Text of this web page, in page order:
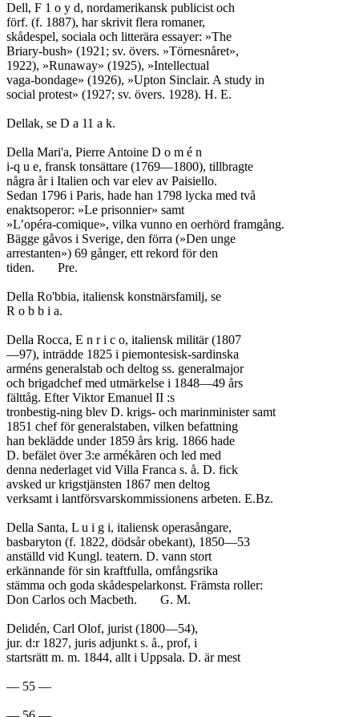
Dell, F 1 o y d, nordamerikansk publicist och
förf. (f. 1887), har skrivit flera romaner,
skådespel, sociala och litterära essayer: »The
Briary-bush» (1921; sv. övers. »Törnesnåret»,
1922), »Runaway» (1925), »Intellectual
vaga-bondage» (1926), »Upton Sinclair. A study in
social protest» (1927; sv. övers. 1928). H. E.
Dellak, se D a 11 a k.
Della Mari'a, Pierre Antoine D o m é n
i-q u e, fransk tonsättare (1769—1800), tillbragte
några år i Italien och var elev av Paisiello.
Sedan 1796 i Paris, hade han 1798 lycka med två
enaktsoperor: »Le prisonnier» samt
»L’opéra-comique», vilka vunno en oerhörd framgång.
Bägge gåvos i Sverige, den förra (»Den unge
arrestanten») 69 gånger, ett rekord för den
tiden.	Pre.
Della Ro'bbia, italiensk konstnärsfamilj, se
R o b b i a.
Della Rocca, E n r i c o, italiensk militär (1807
—97), inträdde 1825 i piemontesisk-sardinska
arméns generalstab och deltog ss. generalmajor
och brigadchef med utmärkelse i 1848—49 års
fälttåg. Efter Viktor Emanuel II :s
tronbestig-ning blev D. krigs- och marinminister samt
1851 chef för generalstaben, vilken befattning
han beklädde under 1859 års krig. 1866 hade
D. befälet över 3:e armékåren och led med
denna nederlaget vid Villa Franca s. å. D. fick
avsked ur krigstjänsten 1867 men deltog
verksamt i lantförsvarskommissionens arbeten. E.Bz.
Della Santa, L u i g i, italiensk operasångare,
basbaryton (f. 1822, dödsår obekant), 1850—53
anställd vid Kungl. teatern. D. vann stort
erkännande för sin kraftfulla, omfångsrika
stämma och goda skådespelarkonst. Främsta roller:
Don Carlos och Macbeth.	G. M.
Delidén, Carl Olof, jurist (1800—54),
jur. d:r 1827, juris adjunkt s. å., prof, i
startsrätt m. m. 1844, allt i Uppsala. D. är mest
— 55 —